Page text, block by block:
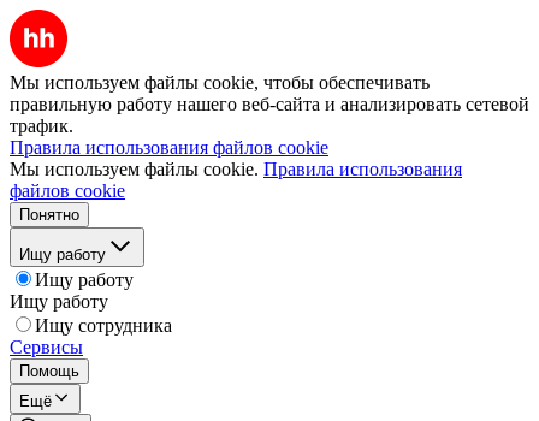
Мы используем файлы cookie, чтобы обеспечивать
правильную работу нашего веб-сайта и анализировать сетевой
трафик.
Правила использования файлов cookie
Мы используем файлы cookie. Правила использования
файлов cookie
Понятно
Ищу работу
Ищу работу
Ищу работу
Ищу сотрудника
Сервисы
Помощь
Ещё